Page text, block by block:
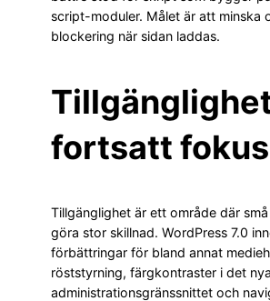
script-moduler. Målet är att minska
blockering när sidan laddas.
fortsatt fokus
Tillgänglighet är ett område där
göra stor skillnad. WordPress 7.0
förbättringar för bland annat
röststyrning, färgkontraster i det nya
administrationsgränssnittet och